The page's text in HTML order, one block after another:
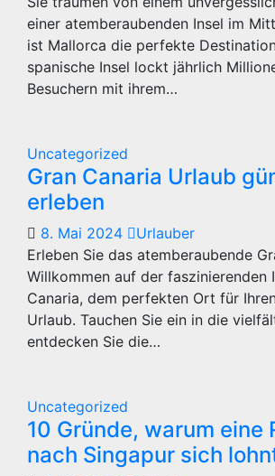
einer atemberaubenden Insel im
ist Mallorca die perfekte
spanische Insel lockt jährlich
Besuchern mit ihrem…
Uncategorized
Gran Canaria Urlaub
erleben
8. Mai 2024
Urlauber
Erleben Sie das atemberaubende
Willkommen auf der faszinierenden
Canaria, dem perfekten Ort für
Urlaub. Tauchen Sie ein in die
entdecken Sie die…
Uncategorized
10 Gründe, warum eine
nach Singapur sich